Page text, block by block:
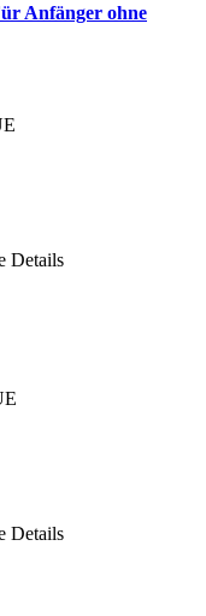
Anfänger ohne
Details
Details